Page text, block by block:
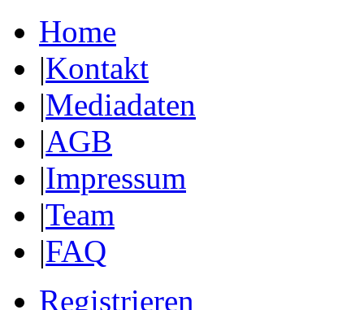
Home
|Kontakt
|Mediadaten
|AGB
|Impressum
|Team
|FAQ
Registrieren